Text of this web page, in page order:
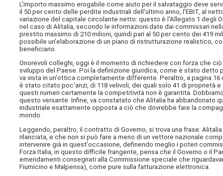
L'importo massimo erogabile come aiuto per il salvataggio deve
il 50 per cento delle perdite industriali dell'ultimo anno, l'EBIT, al
variazione del capitale circolante netto: questo è l'Allegato 1 degli
nel caso di Alitalia, secondo le informazioni date dai commissari
prestito massimo di 210 milioni, quindi pari al 50 per cento dei 419
possibile un'elaborazione di un piano di ristrutturazione realistico,
beneficiario.
Onorevoli colleghi, oggi è il momento di richiedere con forza che
sviluppo del Paese. Poi la definizione giuridica, come è stato
va vista in un'ottica completamente differente. Peraltro, a pagina
è stato citato poc'anzi, di 118 velivoli, dei quali solo 41 di proprietà e
questi numeri certamente la competitività non è garantita.
questo versante. Infine, va constatato che Alitalia ha abbandonato
industriale esattamente opposta a ciò che dovrebbe fare la
mondo.
Leggendo, peraltro, il contratto di Governo, si trova una frase:
rilanciata, e che non si può fare a meno di un vettore nazionale
intervenire già in quest'occasione, definendo meglio i poteri
Forza Italia, in questo difficile frangente, pensa che il Governo o il
emendamenti consegnati alla Commissione speciale che
Fiumicino e Malpensa), come pure sulla fatturazione elettronica.